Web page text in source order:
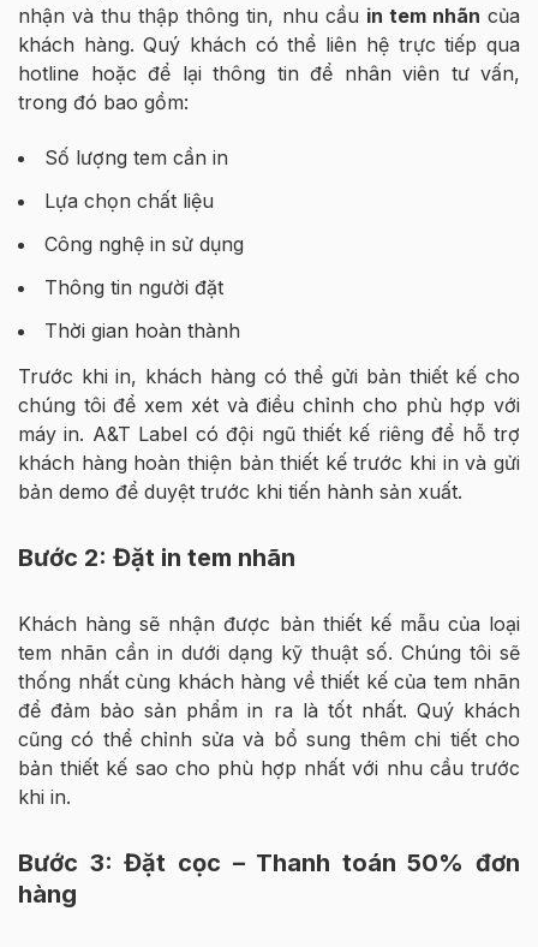
nhận và thu thập thông tin, nhu cầu in tem nhãn của
khách hàng. Quý khách có thể liên hệ trực tiếp qua
hotline hoặc để lại thông tin để nhân viên tư vấn,
trong đó bao gồm:
Số lượng tem cần in
Lựa chọn chất liệu
Công nghệ in sử dụng
Thông tin người đặt
Thời gian hoàn thành
Trước khi in, khách hàng có thể gửi bản thiết kế cho
chúng tôi để xem xét và điều chỉnh cho phù hợp với
máy in. A&T Label có đội ngũ thiết kế riêng để hỗ trợ
khách hàng hoàn thiện bản thiết kế trước khi in và gửi
bản demo để duyệt trước khi tiến hành sản xuất.
Bước 2: Đặt in tem nhãn
Khách hàng sẽ nhận được bản thiết kế mẫu của loại
tem nhãn cần in dưới dạng kỹ thuật số. Chúng tôi sẽ
thống nhất cùng khách hàng về thiết kế của tem nhãn
để đảm bảo sản phẩm in ra là tốt nhất. Quý khách
cũng có thể chỉnh sửa và bổ sung thêm chi tiết cho
bản thiết kế sao cho phù hợp nhất với nhu cầu trước
khi in.
Bước 3: Đặt cọc – Thanh toán 50% đơn
hàng